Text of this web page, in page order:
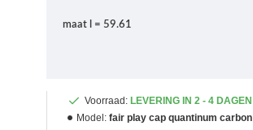
maat l = 59.61
Voorraad: LEVERING IN 2 - 4 DAGEN
Model: fair play cap quantinum carbon